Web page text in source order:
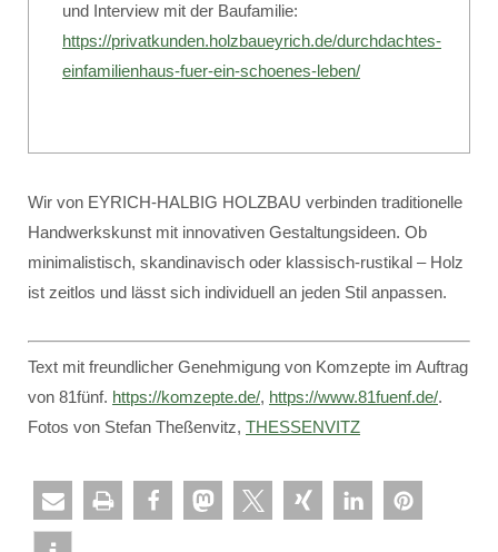
und Interview mit der Baufamilie:
https://privatkunden.holzbaueyrich.de/durchdachtes-
einfamilienhaus-fuer-ein-schoenes-leben/
Wir von EYRICH-HALBIG HOLZBAU verbinden traditionelle
Handwerkskunst mit innovativen Gestaltungsideen. Ob
minimalistisch, skandinavisch oder klassisch-rustikal – Holz
ist zeitlos und lässt sich individuell an jeden Stil anpassen.
Text mit freundlicher Genehmigung von Komzepte im Auftrag
von 81fünf. https://komzepte.de/, https://www.81fuenf.de/.
Fotos von Stefan Theßenvitz, THESSENVITZ